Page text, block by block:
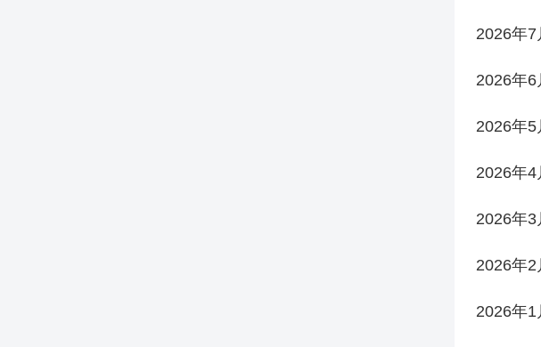
2026年7
2026年6
2026年5
2026年4
2026年3
2026年2
2026年1